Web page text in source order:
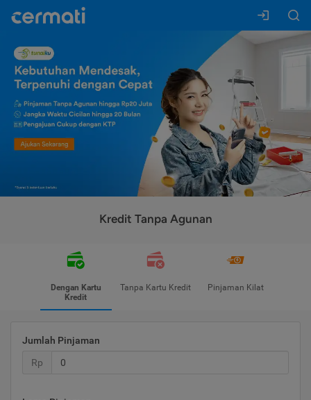
Kredit Tanpa Agunan
Dengan Kartu
Kredit
Tanpa Kartu Kredit Pinjaman Kilat
Jumlah Pinjaman
Rp